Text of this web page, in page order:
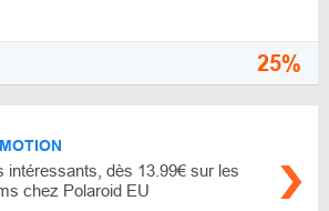
25%
intéressants, dès 13.99€ sur les
chez Polaroid EU